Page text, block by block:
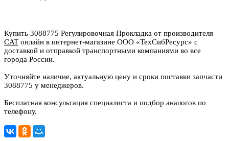
Купить 3088775 Регулировочная Прокладка от производителя
CAT онлайн в интернет-магазине ООО «ТехСибРесурс» с
доставкой и отправкой транспортными компаниями во все
города России.
Уточняйте наличие, актуальную цену и сроки поставки запчасти
3088775 у менеджеров.
Бесплатная консультация специалиста и подбор аналогов по
телефону.